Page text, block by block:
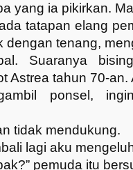
yang ia pikirkan.
tatapan elang
dengan tenang,
Suaranya
Astrea tahun 70-an.
ponsel,
tidak mendukung.
lagi aku
pemuda itu